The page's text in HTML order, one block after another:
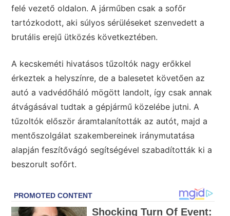
felé vezető oldalon. A járműben csak a sofőr
tartózkodott, aki súlyos sérüléseket szenvedett a
brutális erejű ütközés következtében.
A kecskeméti hivatásos tűzoltók nagy erőkkel
érkeztek a helyszínre, de a balesetet követően az
autó a vadvédőháló mögött landolt, így csak annak
átvágásával tudtak a gépjármű közelébe jutni. A
tűzoltók először áramtalanították az autót, majd a
mentőszolgálat szakembereinek iránymutatása
alapján feszítővágó segítségével szabadították ki a
beszorult sofőrt.